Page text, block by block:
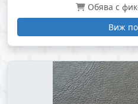
Обява с
Виж